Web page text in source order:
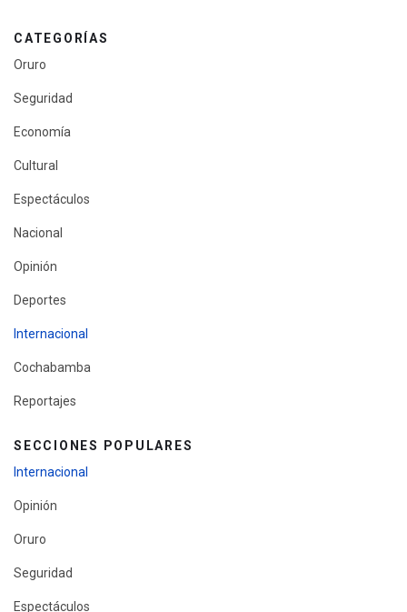
CATEGORÍAS
Oruro
Seguridad
Economía
Cultural
Espectáculos
Nacional
Opinión
Deportes
Internacional
Cochabamba
Reportajes
SECCIONES POPULARES
Internacional
Opinión
Oruro
Seguridad
Espectáculos